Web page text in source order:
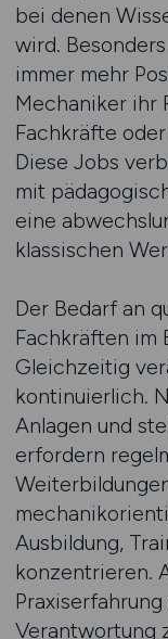
bei denen
wird.
immer mehr
Mechaniker ihr
Fachkräfte
Diese Jobs
mit
eine
klassischen
Der Bedarf an
Fachkräften im
Gleichzeitig
kontinuierlich.
Anlagen und
erfordern
Ausbildung,
konzentrieren.
Verantwortung